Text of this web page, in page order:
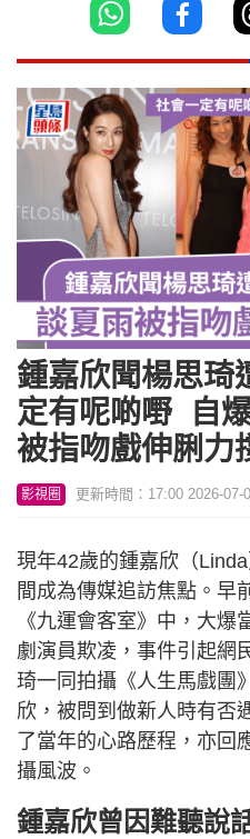
鍾嘉欣聞楊思琦
定有呢啲嘢 自
被指吻戲伸脷力
影視圈 更新時間：17:00 2026-07-
現年42歲的鍾嘉欣（
間成為傳媒追訪焦點。早
《九運會客室》中，大爆
劇演員欺凌，事件引起網
琦一同拍攝《人生馬戲團
欣，被問到做新人時有否
了當年的心路歷程，亦回
攝風波。
鍾嘉欣曾因難聽說